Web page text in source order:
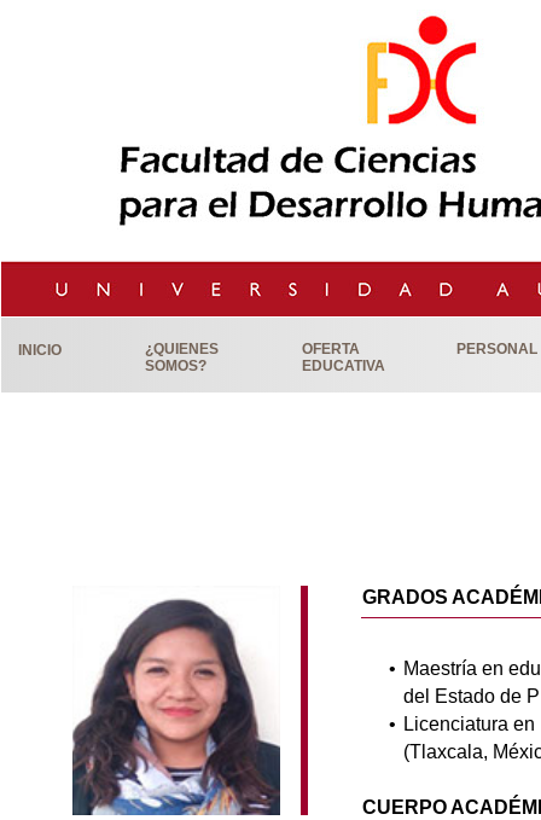
INICIO
¿QUIENES
SOMOS?
OFERTA
EDUCATIVA
PERSONAL
GRADOS
Maestría en
del Estado de
Licenciatura
(Tlaxcala,
CUERPO